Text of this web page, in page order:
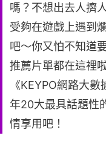
嗎？不想出去人擠
受夠在遊戲上遇到
吧～你又怕不知道
推薦片單都在這裡
《KEYPO網路大
年20大最具話題性
情享用吧！